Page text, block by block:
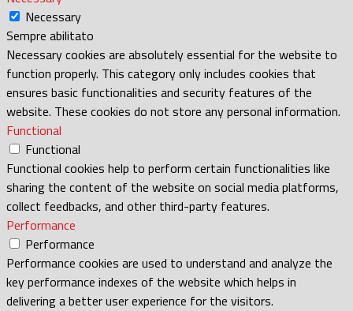
Necessary
Sempre abilitato
Necessary cookies are absolutely essential for the website to
function properly. This category only includes cookies that
ensures basic functionalities and security features of the
website. These cookies do not store any personal information.
Functional
Functional
Functional cookies help to perform certain functionalities like
sharing the content of the website on social media platforms,
collect feedbacks, and other third-party features.
Performance
Performance
Performance cookies are used to understand and analyze the
key performance indexes of the website which helps in
delivering a better user experience for the visitors.